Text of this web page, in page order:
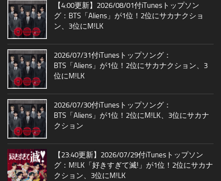
【4:00更新】2026/08/01付iTunesトップソン
グ：BTS「Aliens」が1位！2位にサカナクショ
ン、3位にM!LK
2026/07/31付iTunesトップソング：
BTS「Aliens」が1位！2位にサカナクション、3
位にM!LK
2026/07/30付iTunesトップソング：
BTS「Aliens」が1位！2位にM!LK、3位にサカナ
クション
【23:40更新】2026/07/29付iTunesトップソン
グ：M!LK「好きすぎて滅!」が1位！2位にサカナ
クション、3位にM!LK